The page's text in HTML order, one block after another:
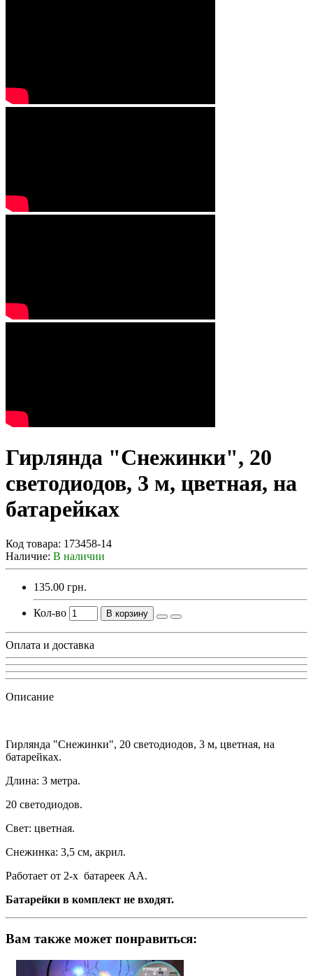
Гирлянда "Снежинки", 20
светодиодов, 3 м, цветная, на
батарейках
Код товара: 173458-14
Наличие: В наличии
135.00 грн.
Кол-во В корзину
Оплата и доставка
Описание
Гирлянда "Снежинки", 20 светодиодов, 3 м, цветная, на
батарейках.
Длина: 3 метра.
20 светодиодов.
Свет: цветная.
Снежинка: 3,5 см, акрил.
Работает от 2-х батареек АА.
Батарейки в комплект не входят.
Вам также может понравиться: